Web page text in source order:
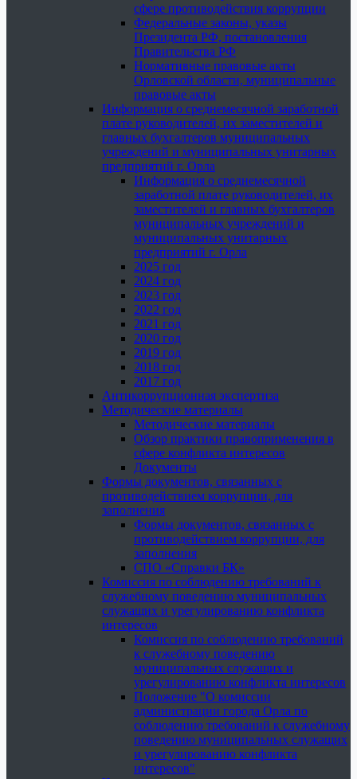
сфере противодействия коррупции
Федеральные законы, указы
Президента РФ, постановления
Правительства РФ
Нормативные правовые акты
Орловской области, муниципальные
правовые акты
Информация о среднемесячной заработной
плате руководителей, их заместителей и
главных бухгалтеров муниципальных
учреждений и муниципальных унитарных
предприятий г. Орла
Информация о среднемесячной
заработной плате руководителей, их
заместителей и главных бухгалтеров
муниципальных учреждений и
муниципальных унитарных
предприятий г. Орла
2025 год
2024 год
2023 год
2022 год
2021 год
2020 год
2019 год
2018 год
2017 год
Антикоррупционная экспертиза
Методические материалы
Методические материалы
Обзор практики правоприменения в
сфере конфликта интересов
Документы
Формы документов, связанных с
противодействием коррупции, для
заполнения
Формы документов, связанных с
противодействием коррупции, для
заполнения
СПО «Справки БК»
Комиссия по соблюдению требований к
служебному поведению муниципальных
служащих и урегулированию конфликта
интересов
Комиссия по соблюдению требований
к служебному поведению
муниципальных служащих и
урегулированию конфликта интересов
Положение "О комиссии
администрации города Орла по
соблюдению требований к служебному
поведению муниципальных служащих
и урегулированию конфликта
интересов"